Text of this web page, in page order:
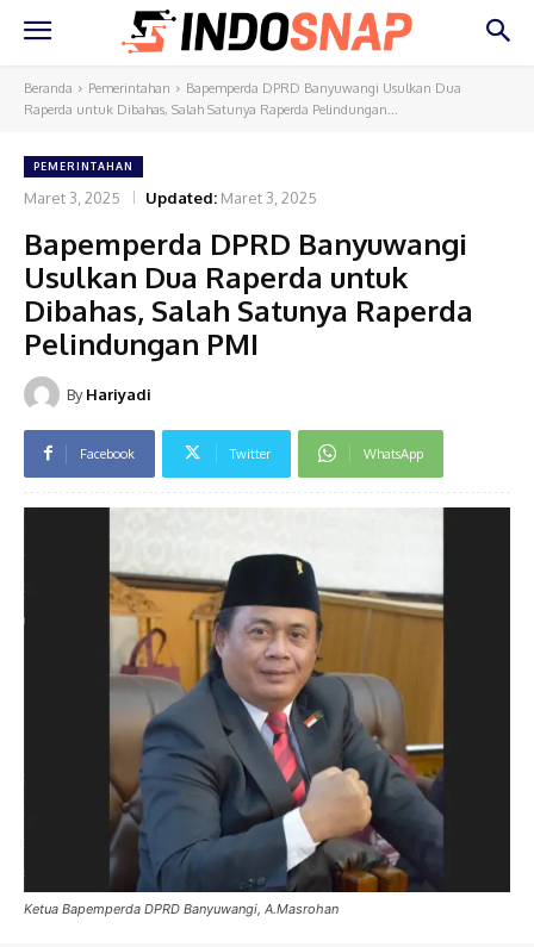
Beranda Pemerintahan
Bapemperda DPRD Banyuwangi Usulkan Dua
Raperda untuk Dibahas, Salah Satunya Raperda Pelindungan...
PEMERINTAHAN
Maret 3, 2025 Updated: Maret 3, 2025
Bapemperda DPRD Banyuwangi
Usulkan Dua Raperda untuk
Dibahas, Salah Satunya Raperda
Pelindungan PMI
By Hariyadi
Facebook Twitter WhatsApp
Ketua Bapemperda DPRD Banyuwangi, A.Masrohan